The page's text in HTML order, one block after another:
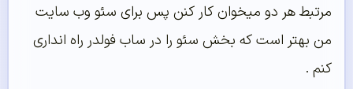
مرتبط هر دو میخوان کار کنن پس برای سئو وب سایت
من بهتر است که بخش سئو را در ساب فولدر راه انداری
کنم .